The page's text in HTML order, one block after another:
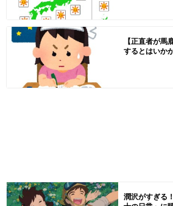
【正直者が馬
するとはいか
潤沢がすぎる